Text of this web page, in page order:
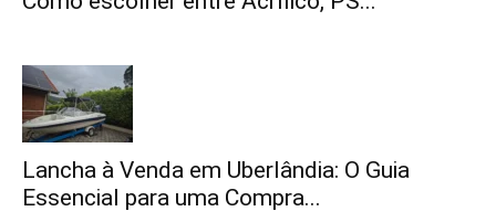
Lancha à Venda em Uberlândia: O Guia
Essencial para uma Compra...